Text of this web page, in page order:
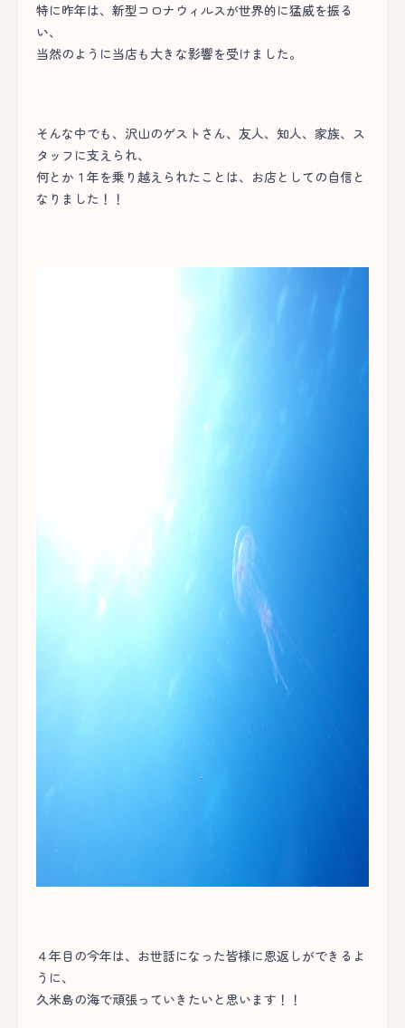
特に昨年は、新型コロナウィルスが世界的に猛威を振る
い、
当然のように当店も大きな影響を受けました。
そんな中でも、沢山のゲストさん、友人、知人、家族、ス
タッフに支えられ、
何とか１年を乗り越えられたことは、お店としての自信と
なりました！！
４年目の今年は、お世話になった皆様に恩返しができるよ
うに、
久米島の海で頑張っていきたいと思います！！